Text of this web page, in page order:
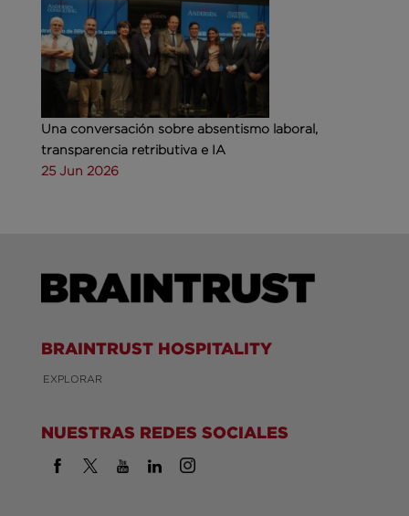
Una conversación sobre absentismo laboral,
transparencia retributiva e IA
25 Jun 2026
BRAINTRUST HOSPITALITY
EXPLORAR
NUESTRAS REDES SOCIALES